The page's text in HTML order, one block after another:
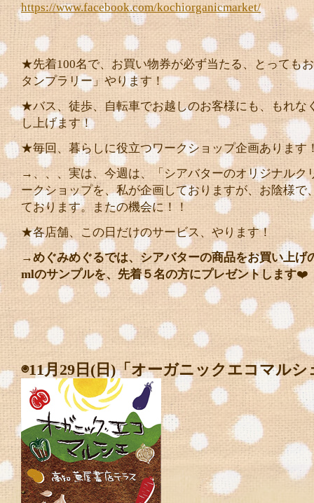
https://www.facebook.com/kochiorganicmarket/
★先着100名で、お買い物券が必ず当たる、とっても
タンプラリー」やります！
★バス、徒歩、自転車でお越しのお客様にも、もれな
し上げます！
★毎回、暮らしに役立つワークショップ企画あります
→、、、実は、今週は、「シアバターのオリジナルク
ークショップを、私が企画しておりますが、お陰様で
ております。またの機会に！！
★各店舗、この日だけのサービス、やります！
→めぐみめぐるでは、シアバターの商品をお買い上げ
mlのサンプルを、先着５名の方にプレゼントします❤️
◉11月29日(日)「オーガニックエコマルシ